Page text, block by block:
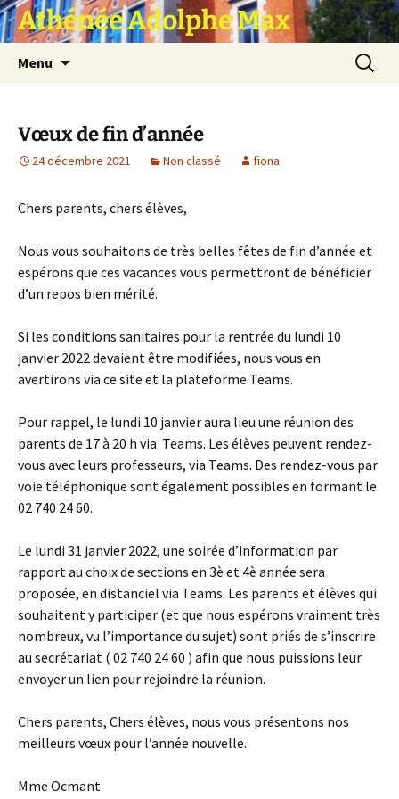
Athénée Adolphe Max
Menu
Vœux de fin d’année
24 décembre 2021 Non classé fiona
Chers parents, chers élèves,
Nous vous souhaitons de très belles fêtes de fin d’année et
espérons que ces vacances vous permettront de bénéficier
d’un repos bien mérité.
Si les conditions sanitaires pour la rentrée du lundi 10
janvier 2022 devaient être modifiées, nous vous en
avertirons via ce site et la plateforme Teams.
Pour rappel, le lundi 10 janvier aura lieu une réunion des
parents de 17 à 20 h via Teams. Les élèves peuvent rendez-
vous avec leurs professeurs, via Teams. Des rendez-vous par
voie téléphonique sont également possibles en formant le
02 740 24 60.
Le lundi 31 janvier 2022, une soirée d’information par
rapport au choix de sections en 3è et 4è année sera
proposée, en distanciel via Teams. Les parents et élèves qui
souhaitent y participer (et que nous espérons vraiment très
nombreux, vu l’importance du sujet) sont priés de s’inscrire
au secrétariat ( 02 740 24 60 ) afin que nous puissions leur
envoyer un lien pour rejoindre la réunion.
Chers parents, Chers élèves, nous vous présentons nos
meilleurs vœux pour l’année nouvelle.
Mme Ocmant